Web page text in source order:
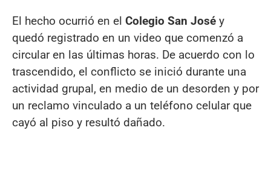
El hecho ocurrió en el Colegio San José y
quedó registrado en un video que comenzó a
circular en las últimas horas. De acuerdo con lo
trascendido, el conflicto se inició durante una
actividad grupal, en medio de un desorden y por
un reclamo vinculado a un teléfono celular que
cayó al piso y resultó dañado.